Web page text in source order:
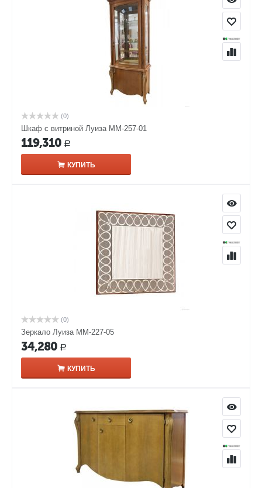
(0)
Шкаф с витриной Луиза ММ-257-01
119,310 Р
КУПИТЬ
(0)
Зеркало Луиза ММ-227-05
34,280 Р
КУПИТЬ